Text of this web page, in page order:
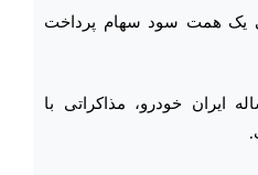
یک همت سود سهام پرداخت
ایران خودرو، مذاکراتی با